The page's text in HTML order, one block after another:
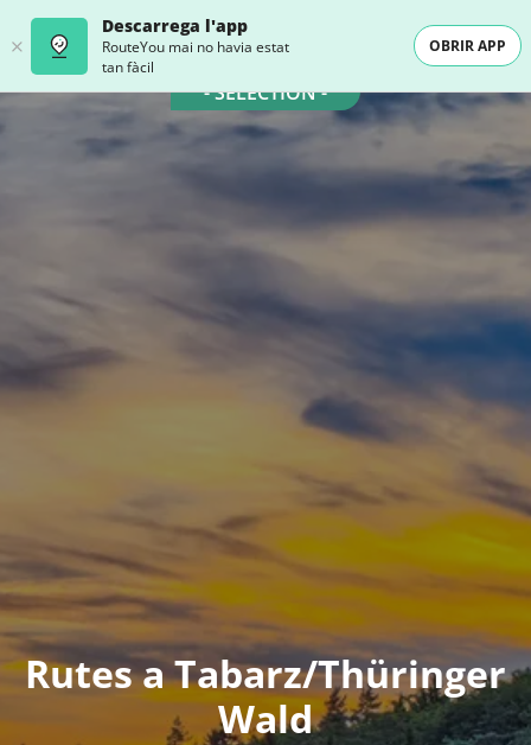
Descarrega l'app
RouteYou mai no havia estat
tan fàcil
OBRIR APP
- SELECTION -
Rutes a Tabarz/Thüringer
Wald